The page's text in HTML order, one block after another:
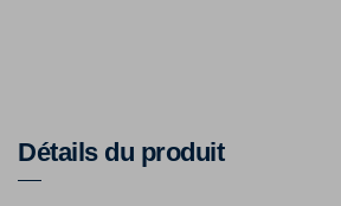
Détails du produit